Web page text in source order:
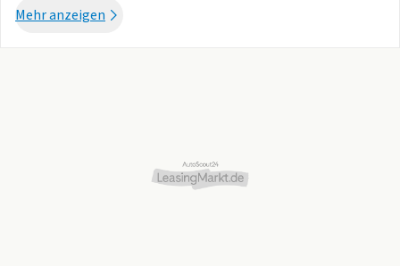
Mehr anzeigen